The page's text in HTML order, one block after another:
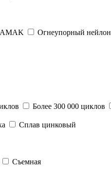
Огнеупорный нейлон
Более 300 000 циклов
Сплав цинковый
Съемная